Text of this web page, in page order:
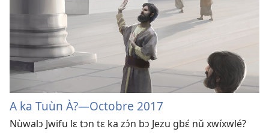
A ka Tuùn À?—Octobre 2017
Nùwalɔ Jwifu lɛ tɔn tɛ ka zɔ́n bɔ Jezu gbɛ́ nǔ xwíxwlé?